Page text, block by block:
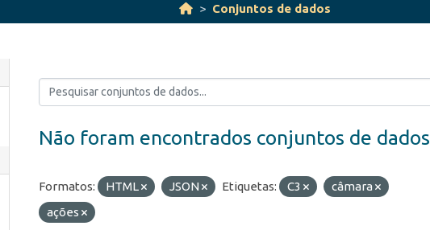
Conjuntos de dados
Não foram encontrados conjuntos de dados
Formatos: HTML JSON Etiquetas: C3
câmara
ações